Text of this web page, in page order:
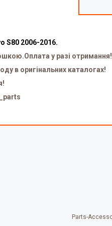
S80 2006-2016.
у разі отримання!
в оригінальних каталогах!